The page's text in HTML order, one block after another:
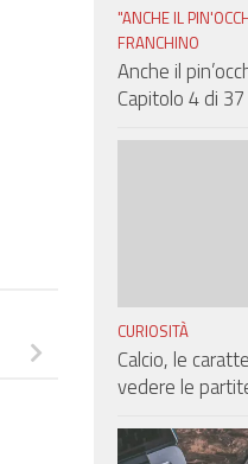
"ANCHE IL
FRANCHINO
Anche il
Capitolo 4 di 37
CURIOSITÀ
Calcio, le
vedere le